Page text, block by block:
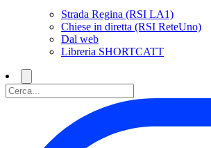
Strada Regina (RSI LA1)
Chiese in diretta (RSI ReteUno)
Dal web
Libreria SHORTCATT